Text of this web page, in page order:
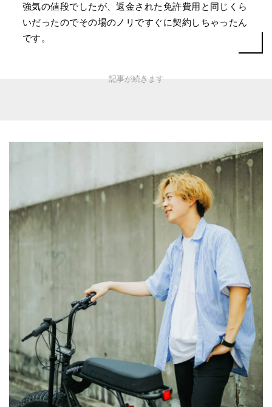
強気の値段でしたが、返金された免許費用と同じくら
いだったのでその場のノリですぐに契約しちゃったん
です。